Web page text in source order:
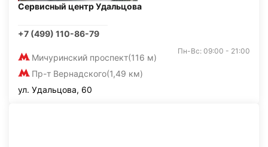
Сервисный центр Удальцова
+7 (499) 110-86-79
Мичуринский проспект(116 м)
Пр-т Вернадского(1,49 км)
Пн-Вс: 09:00 - 21:00
ул. Удальцова, 60